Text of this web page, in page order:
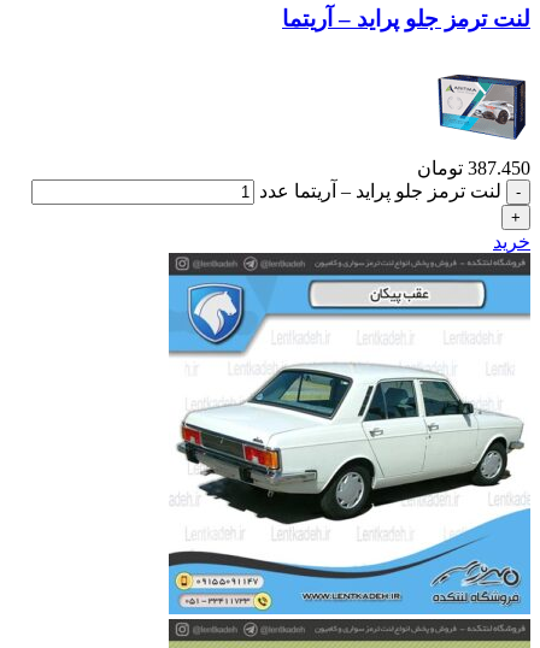
لنت ترمز جلو پراید – آریتما
387.450 تومان
لنت ترمز جلو پراید – آریتما عدد
خرید